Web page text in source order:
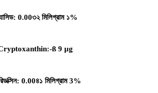
: 0.00৩২ মিলিগ্রাম ১%
ß 9 µg
: 0.00৪১ মিলিগ্রাম3%